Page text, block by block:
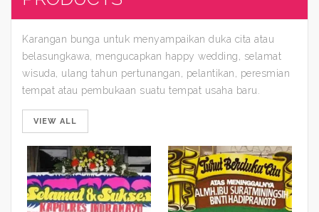
Karangan bunga untuk menyampaikan duka cita atau
belasungkawa, mengucapkan happy wedding, selamat
wisuda, ulang tahun pertunangan, pelantikan, peresmian
tempat atau pembukaan suatu tempat usaha baru.
VIEW ALL